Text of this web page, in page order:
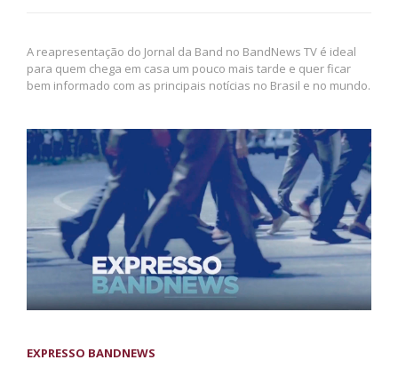
A reapresentação do Jornal da Band no BandNews TV é ideal
para quem chega em casa um pouco mais tarde e quer ficar
bem informado com as principais notícias no Brasil e no mundo.
EXPRESSO BANDNEWS